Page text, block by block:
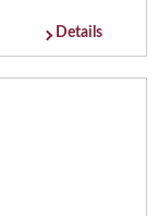
Details